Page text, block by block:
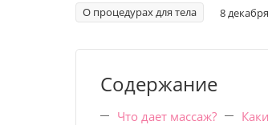
О процедурах для тела 8
Содержание
Что дает массаж?